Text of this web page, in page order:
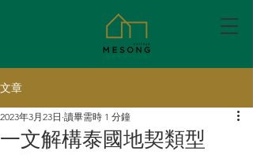
文章
一文解構泰國地契類型
2023年3月23日 讀畢需時 1 分鐘